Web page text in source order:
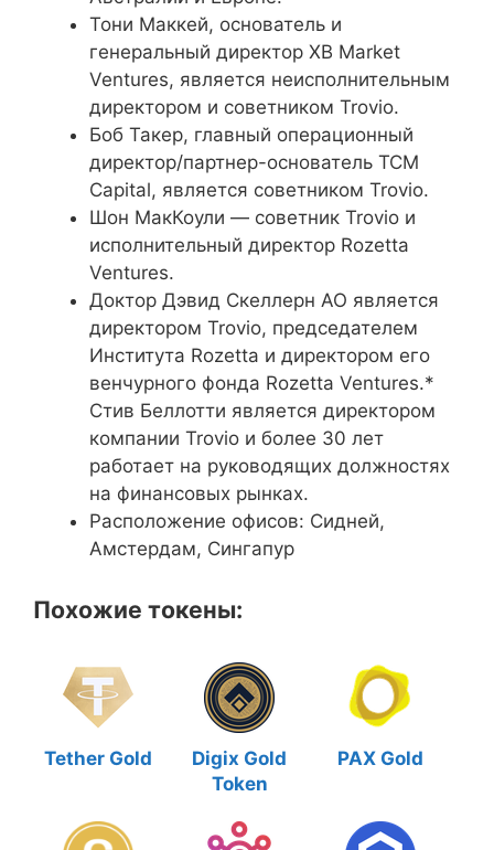
Тони Маккей, основатель и
генеральный директор XB Market
Ventures, является неисполнительным
директором и советником Trovio.
Боб Такер, главный операционный
директор/партнер-основатель TCM
Capital, является советником Trovio.
Шон МакКоули — советник Trovio и
исполнительный директор Rozetta
Ventures.
Доктор Дэвид Скеллерн AO является
директором Trovio, председателем
Института Rozetta и директором его
венчурного фонда Rozetta Ventures.*
Стив Беллотти является директором
компании Trovio и более 30 лет
работает на руководящих должностях
на финансовых рынках.
Расположение офисов: Сидней,
Амстердам, Сингапур
Похожие токены:
Tether Gold
Digix Gold
Token
PAX Gold